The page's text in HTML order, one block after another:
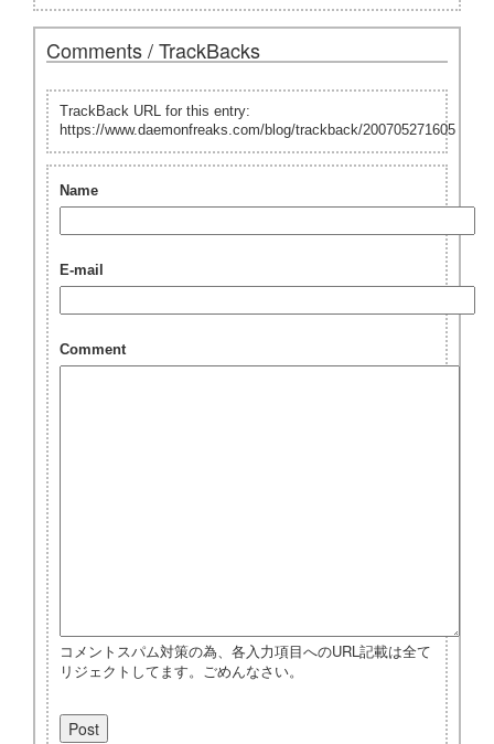
Comments / TrackBacks
TrackBack URL for this entry:
https://www.daemonfreaks.com/blog/trackback/200705271605
Name
E-mail
Comment
コメントスパム対策の為、各入力項目へのURL記載は全て
リジェクトしてます。ごめんなさい。